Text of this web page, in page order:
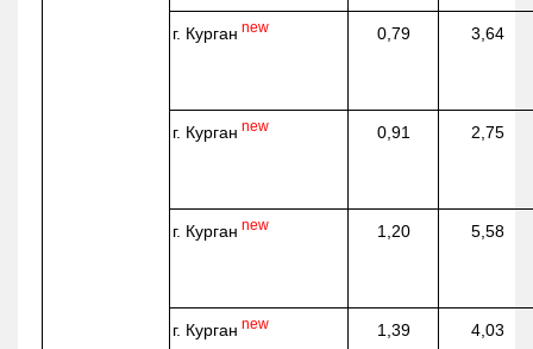
г. Курган new 0,79 3,64
г. Курган new 0,91 2,75
г. Курган new 1,20 5,58
г. Курган new 1,39 4,03